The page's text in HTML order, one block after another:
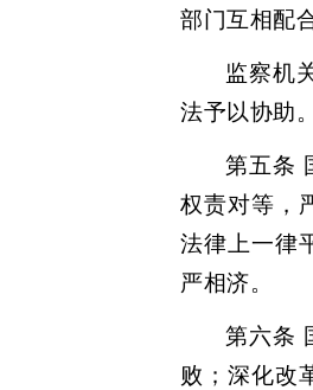
部门互相配
监察机
法予以协助。
第五条
权责对等，
法律上一律
严相济。
第六条
败；深化改